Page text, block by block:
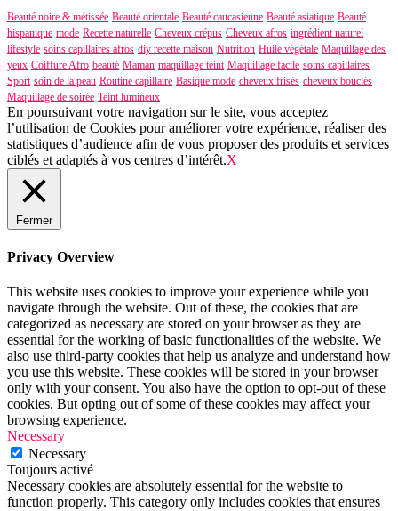
Beauté noire & métissée Beauté orientale Beauté caucasienne Beauté asiatique Beauté
hispanique mode Recette naturelle Cheveux crépus Cheveux afros ingrédient naturel
lifestyle soins capillaires afros diy recette maison Nutrition Huile végétale Maquillage des
yeux Coiffure Afro beauté Maman maquillage teint Maquillage facile soins capillaires
Sport soin de la peau Routine capillaire Basique mode cheveux frisés cheveux bouclés
Maquillage de soirée Teint lumineux
En poursuivant votre navigation sur le site, vous acceptez
l’utilisation de Cookies pour améliorer votre expérience, réaliser des
statistiques d’audience afin de vous proposer des produits et services
ciblés et adaptés à vos centres d’intérêt.X
Fermer
Privacy Overview
This website uses cookies to improve your experience while you
navigate through the website. Out of these, the cookies that are
categorized as necessary are stored on your browser as they are
essential for the working of basic functionalities of the website. We
also use third-party cookies that help us analyze and understand how
you use this website. These cookies will be stored in your browser
only with your consent. You also have the option to opt-out of these
cookies. But opting out of some of these cookies may affect your
browsing experience.
Necessary
Necessary
Toujours activé
Necessary cookies are absolutely essential for the website to
function properly. This category only includes cookies that ensures